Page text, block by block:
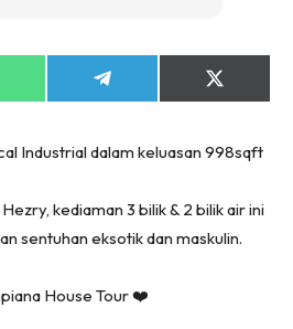
Share
on
Share
on
Industrial dalam keluasan 998sqft
kediaman 3 bilik & 2 bilik air ini
sentuhan eksotik dan maskulin.
House Tour ❤️